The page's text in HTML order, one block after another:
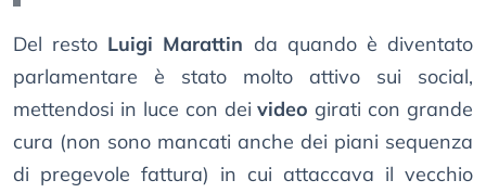
Del resto Luigi Marattin da quando è diventato
parlamentare è stato molto attivo sui social,
mettendosi in luce con deivideo girati con grande
cura (non sono mancati anche dei piani sequenza
di pregevole fattura) in cui attaccava il vecchio